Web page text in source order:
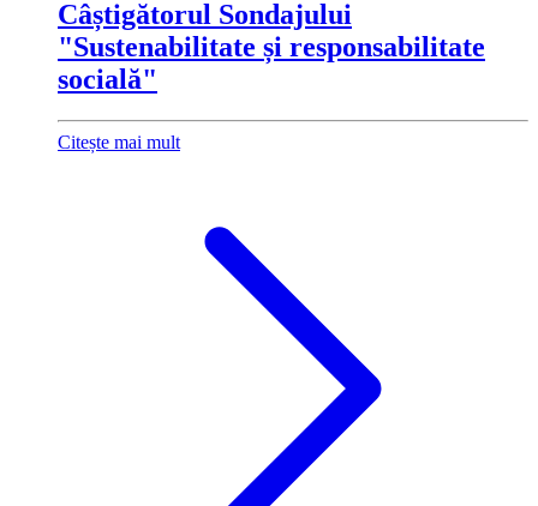
Câștigătorul Sondajului
"Sustenabilitate și responsabilitate
socială"
Citește mai mult